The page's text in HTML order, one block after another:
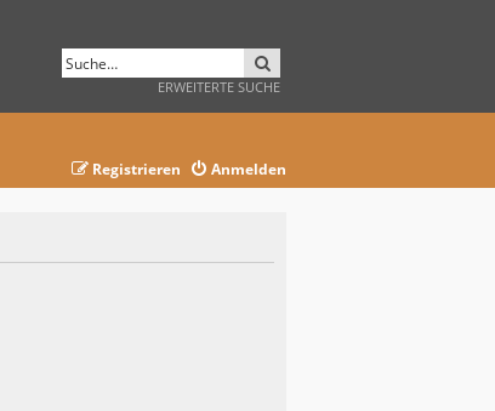
ERWEITERTE SUCHE
Anmelden
Registrieren